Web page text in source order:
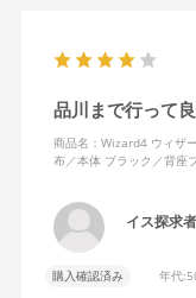
含めれば私より体重
あれば、ロッキング
のか疑問に感じてい
角度でもバランスを
説明されています。
説明を読んでも理解
品川まで行って
商品名：Wizard4 ウィザ
布／本体 ブラック／背座
イス探求者
購入確認済み 年代: